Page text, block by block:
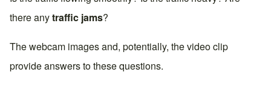
there anytraffic jams?
The webcam images and, potentially, the video clip
provide answers to these questions.